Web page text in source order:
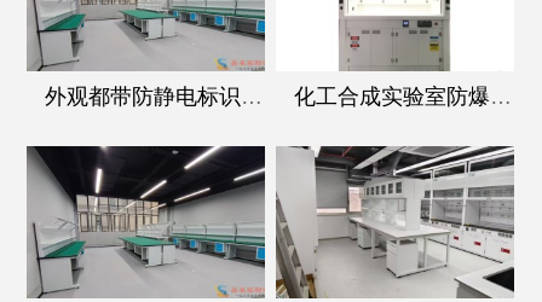
外观都带防静电标识，阻抗桌和普通防静电桌的核心区别在哪 化工合成实验室防爆通风柜，核心配置一个都不能少